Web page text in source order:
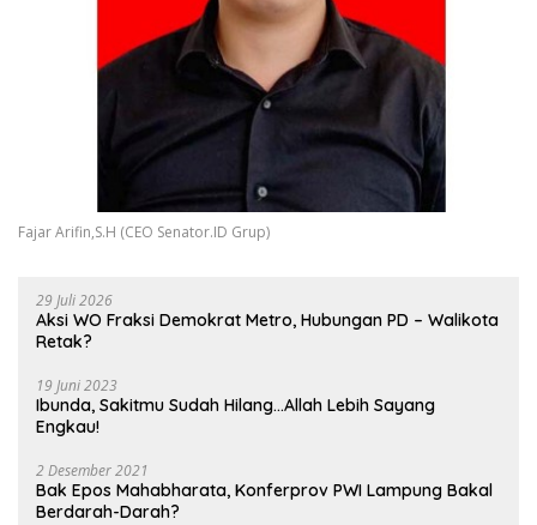
Fajar Arifin,S.H (CEO Senator.ID Grup)
29 Juli 2026
Aksi WO Fraksi Demokrat Metro, Hubungan PD – Walikota
Retak?
19 Juni 2023
Ibunda, Sakitmu Sudah Hilang…Allah Lebih Sayang
Engkau!
2 Desember 2021
Bak Epos Mahabharata, Konferprov PWI Lampung Bakal
Berdarah-Darah?